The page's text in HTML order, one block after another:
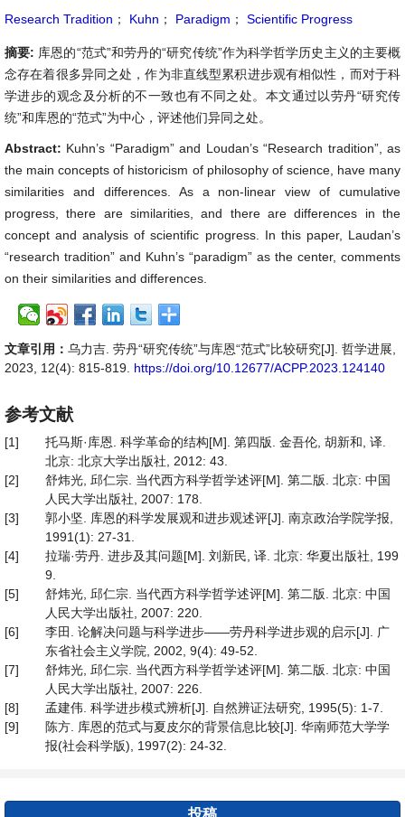
Research Tradition ； Kuhn ； Paradigm ； Scientific Progress
摘要: 库恩的“范式”和劳丹的“研究传统”作为科学哲学历史主义的主要概
念存在着很多异同之处，作为非直线型累积进步观有相似性，而对于科
学进步的观念及分析的不一致也有不同之处。本文通过以劳丹“研究传
统”和库恩的“范式”为中心，评述他们异同之处。
Abstract: Kuhn’s “Paradigm” and Loudan’s “Research tradition”, as
the main concepts of historicism of philosophy of science, have many
similarities and differences. As a non-linear view of cumulative
progress, there are similarities, and there are differences in the
concept and analysis of scientific progress. In this paper, Laudan’s
“research tradition” and Kuhn’s “paradigm” as the center, comments
on their similarities and differences.
文章引用： 乌力吉. 劳丹“研究传统”与库恩“范式”比较研究[J]. 哲学进展,
2023, 12(4): 815-819. https://doi.org/10.12677/ACPP.2023.124140
参考文献
[1]
托马斯·库恩. 科学革命的结构[M]. 第四版. 金吾伦, 胡新和, 译.
北京: 北京大学出版社, 2012: 43.
[2]
舒炜光, 邱仁宗. 当代西方科学哲学述评[M]. 第二版. 北京: 中国
人民大学出版社, 2007: 178.
[3]
郭小坚. 库恩的科学发展观和进步观述评[J]. 南京政治学院学报,
1991(1): 27-31.
[4]
拉瑞·劳丹. 进步及其问题[M]. 刘新民, 译. 北京: 华夏出版社, 199
9.
[5]
舒炜光, 邱仁宗. 当代西方科学哲学述评[M]. 第二版. 北京: 中国
人民大学出版社, 2007: 220.
[6]
李田. 论解决问题与科学进步——劳丹科学进步观的启示[J]. 广
东省社会主义学院, 2002, 9(4): 49-52.
[7]
舒炜光, 邱仁宗. 当代西方科学哲学述评[M]. 第二版. 北京: 中国
人民大学出版社, 2007: 226.
[8]
孟建伟. 科学进步模式辨析[J]. 自然辨证法研究, 1995(5): 1-7.
[9]
陈方. 库恩的范式与夏皮尔的背景信息比较[J]. 华南师范大学学
报(社会科学版), 1997(2): 24-32.
投稿